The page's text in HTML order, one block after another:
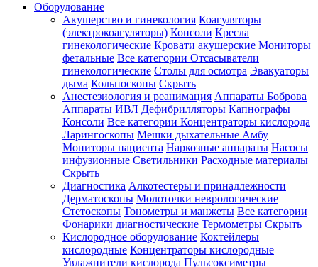
Оборудование
Акушерство и гинекология Коагуляторы
(электрокоагуляторы) Консоли Кресла
гинекологические Кровати акушерские Мониторы
фетальные Все категории Отсасыватели
гинекологические Столы для осмотра Эвакуаторы
дыма Кольпоскопы Скрыть
Анестезиология и реанимация Аппараты Боброва
Аппараты ИВЛ Дефибрилляторы Капнографы
Консоли Все категории Концентраторы кислорода
Ларингоскопы Мешки дыхательные Амбу
Мониторы пациента Наркозные аппараты Насосы
инфузионные Светильники Расходные материалы
Скрыть
Диагностика Алкотестеры и принадлежности
Дерматоскопы Молоточки неврологические
Стетоскопы Тонометры и манжеты Все категории
Фонарики диагностические Термометры Скрыть
Кислородное оборудование Коктейлеры
кислородные Концентраторы кислородные
Увлажнители кислорода Пульсоксиметры